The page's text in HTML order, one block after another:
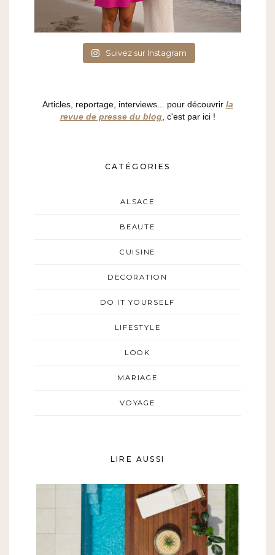
Suivez sur Instagram
Articles, reportage, interviews... pour découvrir la
revue de presse du blog, c'est par ici !
CATÉGORIES
ALSACE
BEAUTE
CUISINE
DECORATION
DO IT YOURSELF
LIFESTYLE
LOOK
MARIAGE
VOYAGE
LIRE AUSSI